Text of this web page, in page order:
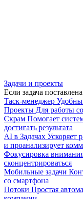
Задачи и проекты
Если задача
Таск-менеджер
Проекты Для работы
Скрам Помогает
достигать результата
AI в Задачах Ускоряет
и проанализирует
Фокусировка
сконцентрироваться
Мобильные задачи
со смартфона
Потоки Простая